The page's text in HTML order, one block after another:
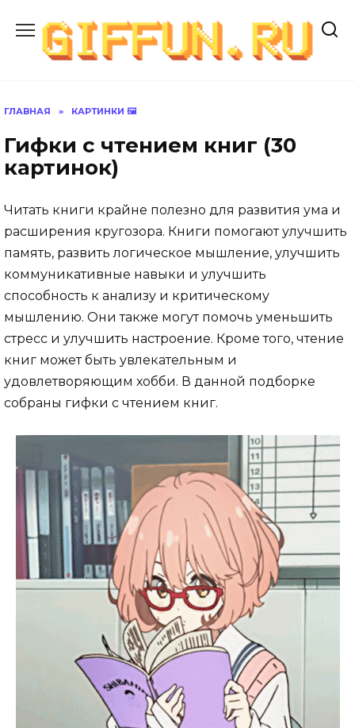
содержанию
ГЛАВНАЯ » КАРТИНКИ 🖼
Гифки с чтением книг (30
картинок)
Читать книги крайне полезно для развития ума и
расширения кругозора. Книги помогают улучшить
память, развить логическое мышление, улучшить
коммуникативные навыки и улучшить
способность к анализу и критическому
мышлению. Они также могут помочь уменьшить
стресс и улучшить настроение. Кроме того, чтение
книг может быть увлекательным и
удовлетворяющим хобби. В данной подборке
собраны гифки с чтением книг.